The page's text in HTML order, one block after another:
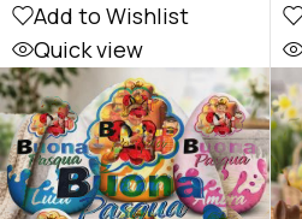
Add to Wishlist
Quick view